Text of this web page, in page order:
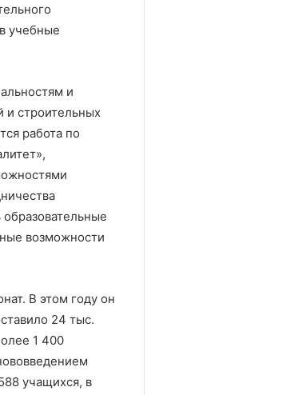
учебные
и
и строительных
работа по
возможности
В этом году он
24 тыс.
1 400
учащихся, в